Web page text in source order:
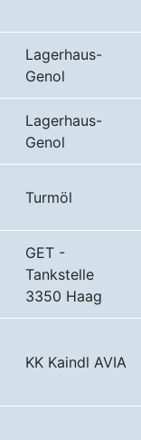
Lagerhaus-
Genol
Lagerhaus-
Genol
Turmöl
GET -
Tankstelle
3350 Haag
KK Kaindl AVIA